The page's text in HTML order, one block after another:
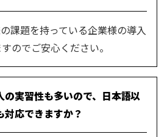
課題を持っている企業様の導入
のでご安心ください。
の実習性も多いので、日本語以
対応できますか？